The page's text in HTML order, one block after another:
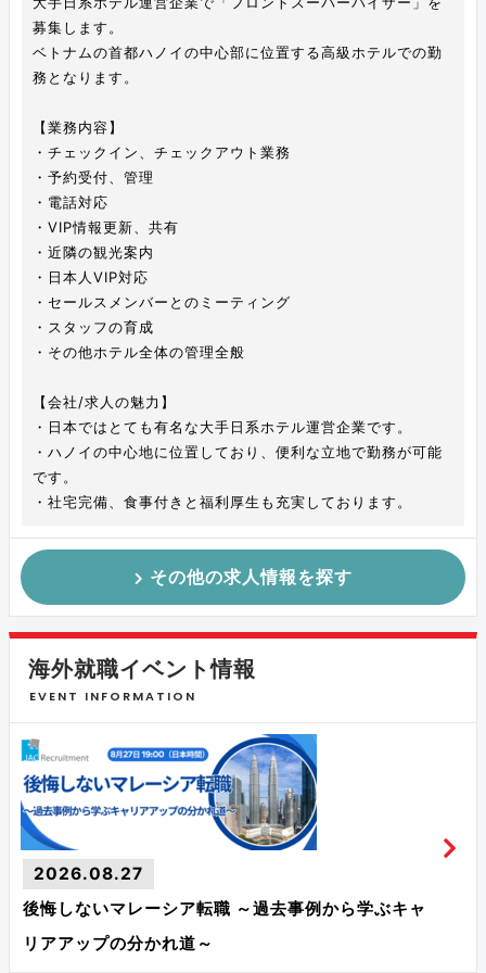
募集します。
ベトナムの首都ハノイの中心部に位置する高級ホテルでの勤
務となります。
【業務内容】
・チェックイン、チェックアウト業務
・予約受付、管理
・電話対応
・VIP情報更新、共有
・近隣の観光案内
・日本人VIP対応
・セールスメンバーとのミーティング
・スタッフの育成
・その他ホテル全体の管理全般
【会社/求人の魅力】
・日本ではとても有名な大手日系ホテル運営企業です。
・ハノイの中心地に位置しており、便利な立地で勤務が可能
です。
・社宅完備、食事付きと福利厚生も充実しております。
その他の求人情報を探す
海外就職イベント情報
EVENT INFORMATION
2026.08.27
後悔しないマレーシア転職 ～過去事例から学ぶキャ
リアアップの分かれ道～